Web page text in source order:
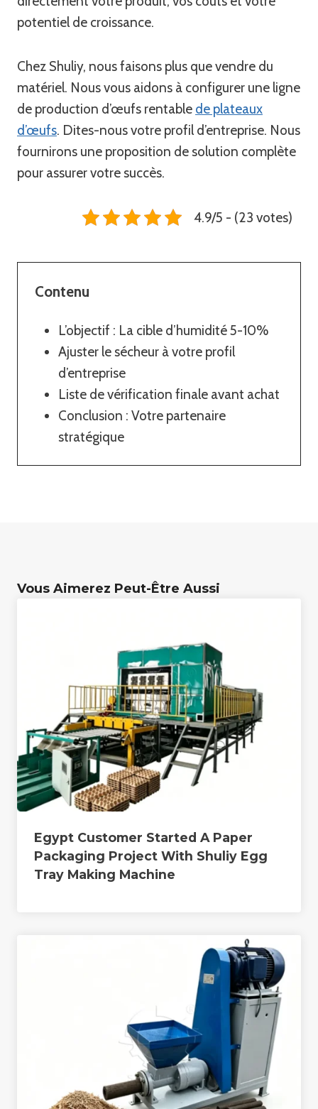
potentiel de croissance.
Chez Shuliy, nous faisons plus que vendre du
matériel. Nous vous aidons à configurer une ligne
de production d’œufs rentable de plateaux
d’œufs. Dites-nous votre profil d’entreprise. Nous
fournirons une proposition de solution complète
pour assurer votre succès.
4.9/5 - (23 votes)
Contenu
L’objectif : La cible d’humidité 5-10%
Ajuster le sécheur à votre profil
d’entreprise
Liste de vérification finale avant achat
Conclusion : Votre partenaire
stratégique
Vous Aimerez Peut-Être Aussi
Egypt Customer Started A Paper
Packaging Project With Shuliy Egg
Tray Making Machine